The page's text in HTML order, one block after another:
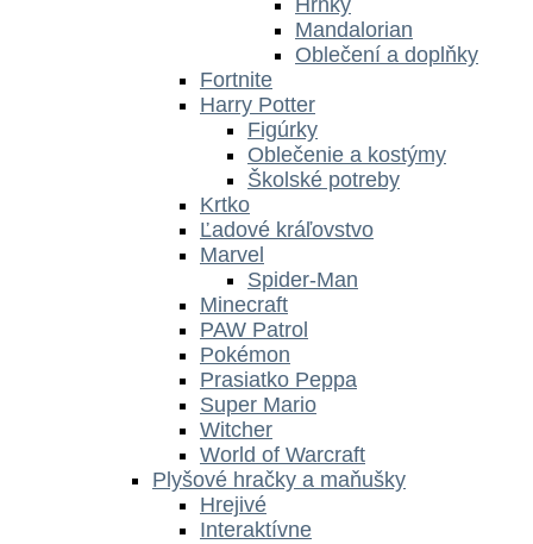
Mandalorian
Oblečení a doplňky
Fortnite
Harry Potter
Figúrky
Oblečenie a kostýmy
Školské potreby
Krtko
Ľadové kráľovstvo
Marvel
Spider-Man
Minecraft
PAW Patrol
Pokémon
Prasiatko Peppa
Super Mario
Witcher
World of Warcraft
Plyšové hračky a maňušky
Hrejivé
Interaktívne